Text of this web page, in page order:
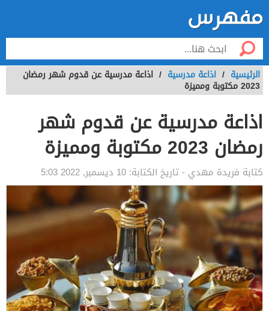
الرئيسية / اذاعة مدرسية / اذاعة مدرسية عن قدوم شهر رمضان
2023 مكتوبة ومميزة
اذاعة مدرسية عن قدوم شهر
رمضان 2023 مكتوبة ومميزة
كتابة فريدة مهدي - تاريخ الكتابة: 10 ديسمبر, 2022 5:03